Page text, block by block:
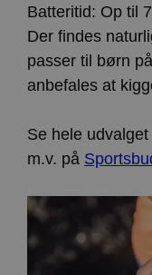
Batteritid: Op til
Der findes
passer til børn
anbefales at
Se hele
m.v. på